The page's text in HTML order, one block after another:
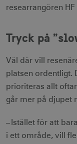
researrangören
Tryck på
Väl där vill
platsen ordentligt.
prioriteras allt
går mer på djupet
– Istället för att
i ett område, vill